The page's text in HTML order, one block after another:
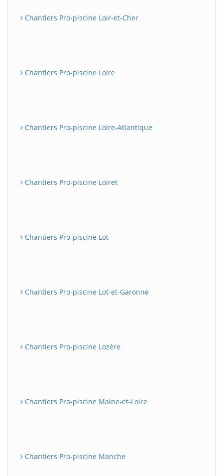
Chantiers Pro-piscine Loir-et-Cher
Chantiers Pro-piscine Loire
Chantiers Pro-piscine Loire-Atlantique
Chantiers Pro-piscine Loiret
Chantiers Pro-piscine Lot
Chantiers Pro-piscine Lot-et-Garonne
Chantiers Pro-piscine Lozère
Chantiers Pro-piscine Maine-et-Loire
Chantiers Pro-piscine Manche